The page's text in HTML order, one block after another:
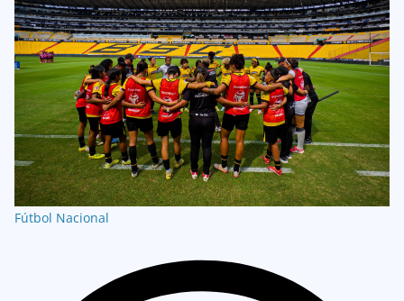
Fútbol Nacional